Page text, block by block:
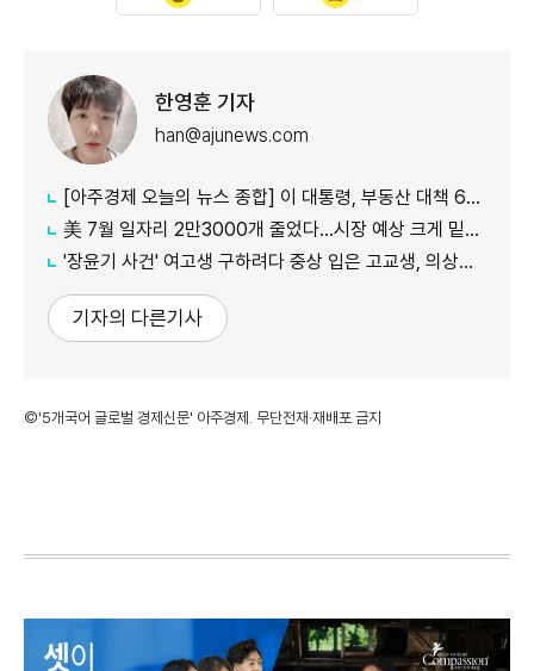
한영훈 기자
han@ajunews.com
[아주경제 오늘의 뉴스 종합] 이 대통령, 부동산 대책 6시간 점검…"기존 방식 벗어나 과감히 실행" 外
美 7월 일자리 2만3000개 줄었다…시장 예상 크게 밑돈 '고용 쇼크'
'장윤기 사건' 여고생 구하려다 중상 입은 고교생, 의상자 인정
기자의 다른기사
©'5개국어 글로벌 경제신문' 아주경제. 무단전재·재배포 금지